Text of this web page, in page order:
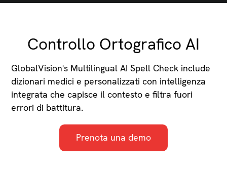
Controllo Ortografico AI
GlobalVision's Multilingual AI Spell Check include
dizionari medici e personalizzati con intelligenza
integrata che capisce il contesto e filtra fuori
errori di battitura.
Prenota una demo